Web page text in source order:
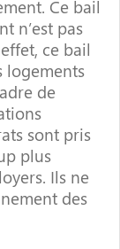
Ce bail
n’est pas
ce bail
logements
de
sont pris
plus
Ils ne
des